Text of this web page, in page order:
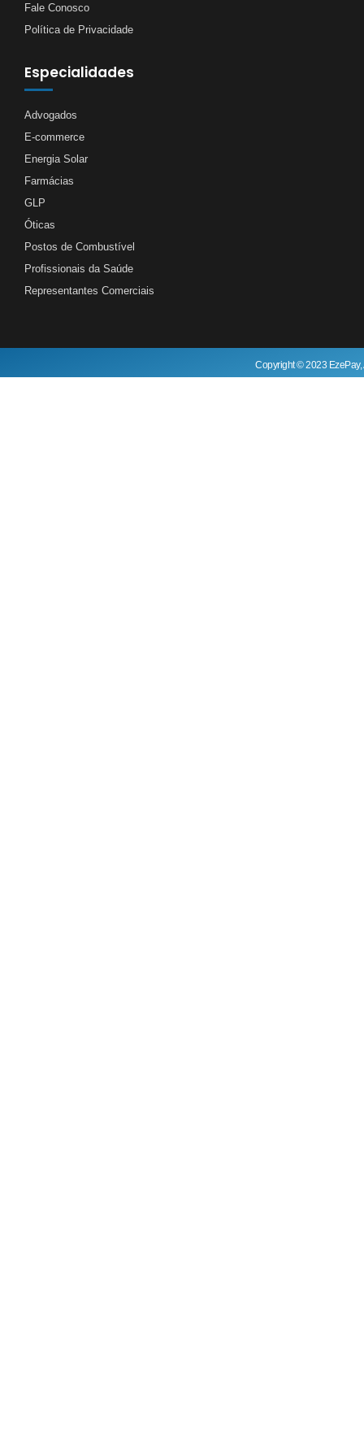
Fale Conosco
Política de Privacidade
Especialidades
Advogados
E-commerce
Energia Solar
Farmácias
GLP
Óticas
Postos de Combustível
Profissionais da Saúde
Representantes Comerciais
Copyright © 2023